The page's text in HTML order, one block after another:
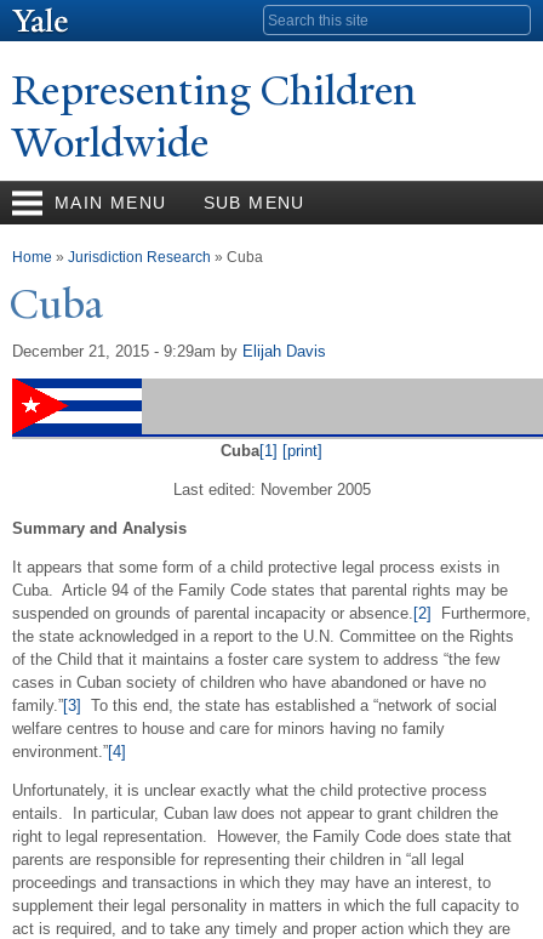
Search form
Representing Children
Worldwide
MAIN MENU SUB MENU
You are here
Home » Jurisdiction Research » Cuba
Cuba
December 21, 2015 - 9:29am by Elijah Davis
Cuba[1] [print]
Last edited: November 2005
Summary and Analysis
It appears that some form of a child protective legal process exists in
Cuba. Article 94 of the Family Code states that parental rights may be
suspended on grounds of parental incapacity or absence. [2]
Furthermore,
the state acknowledged in a report to the U.N. Committee on the Rights
of the Child that it maintains a foster care system to address “the few
cases in Cuban society of children who have abandoned or have no
family.”[3]
To this end, the state has established a “network of social
welfare centres to house and care for minors having no family
environment.”[4]
Unfortunately, it is unclear exactly what the child protective process
entails. In particular, Cuban law does not appear to grant children the
right to legal representation. However, the Family Code does state that
parents are responsible for representing their children in “all legal
proceedings and transactions in which they may have an interest, to
supplement their legal personality in matters in which the full capacity to
act is required, and to take any timely and proper action which they are